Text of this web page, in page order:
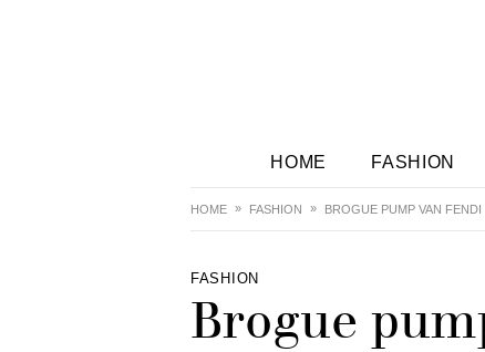
HOME FASHION
HOME FASHION BROGUE PUMP VAN FENDI
FASHION
Brogue